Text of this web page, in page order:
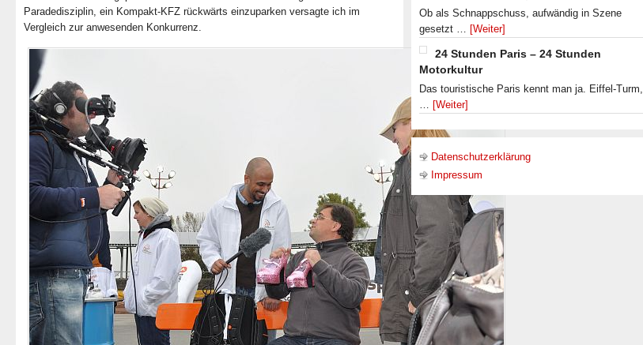
Paradedisziplin, ein Kompakt-KFZ rückwärts einzuparken versagte ich im
Vergleich zur anwesenden Konkurrenz.
Ob als Schnappschuss, aufwändig in Szene
gesetzt … [Weiter]
24 Stunden Paris – 24 Stunden
Motorkultur
Das touristische Paris kennt man ja. Eiffel-Turm,
… [Weiter]
Datenschutzerklärung
Impressum